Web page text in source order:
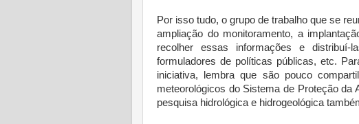
Por isso tudo, o grupo de trabalho que se
ampliação do monitoramento, a
recolher essas informações e distribuí-
formuladores de políticas públicas, etc.
iniciativa, lembra que são pouco
meteorológicos do Sistema de Proteção
pesquisa hidrológica e hidrogeológica